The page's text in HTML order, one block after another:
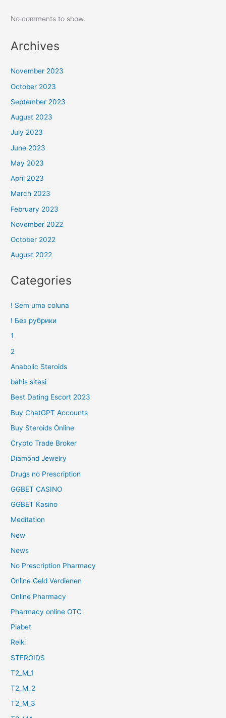
No comments to show.
Archives
November 2023
October 2023
September 2023
August 2023
July 2023
June 2023
May 2023
April 2023
March 2023
February 2023
November 2022
October 2022
August 2022
Categories
! Sem uma coluna
! Без рубрики
1
2
Anabolic Steroids
bahis sitesi
Best Dating Escort 2023
Buy ChatGPT Accounts
Buy Steroids Online
Crypto Trade Broker
Diamond Jewelry
Drugs no Prescription
GGBET CASINO
GGBET Kasino
Meditation
New
News
No Prescription Pharmacy
Online Geld Verdienen
Online Pharmacy
Pharmacy online OTC
Piabet
Reiki
STEROIDS
T2_M_1
T2_M_2
T2_M_3